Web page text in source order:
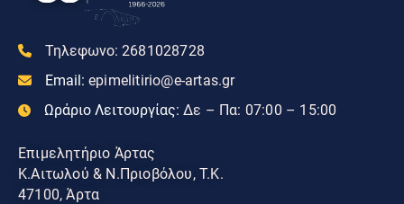
Τηλεφωνο: 2681028728
Email: epimelitirio@e-artas.gr
Ωράριο Λειτουργίας: Δε – Πα: 07:00 – 15:00
Επιμελητήριο Άρτας
Κ.Αιτωλού & Ν.Πριοβόλου, Τ.Κ.
47100, Άρτα